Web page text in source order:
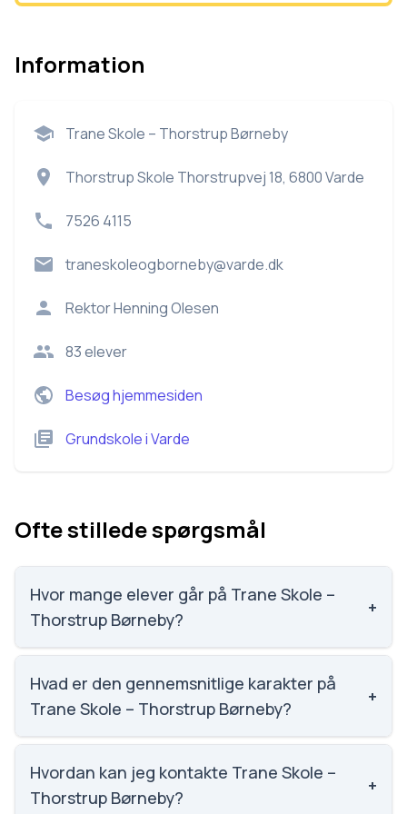
Information
Trane Skole – Thorstrup Børneby
Thorstrup Skole Thorstrupvej 18, 6800 Varde
7526 4115
traneskoleogborneby@varde.dk
RektorHenning Olesen
83elever
Besøg hjemmesiden
GrundskoleiVarde
Ofte stillede spørgsmål
Hvor mange elever går på Trane Skole –
Thorstrup Børneby?
+
Trane Skole – Thorstrup Børneby har 83 elever,
hvilket gør den til nummer 1967 ud af 3143 skoler.
Hvad er den gennemsnitlige karakter på
Trane Skole – Thorstrup Børneby?
+
Vi har ikke data om karaktergennemsnittet for Trane
Skole – Thorstrup Børneby.
Hvordan kan jeg kontakte Trane Skole –
Thorstrup Børneby?
+